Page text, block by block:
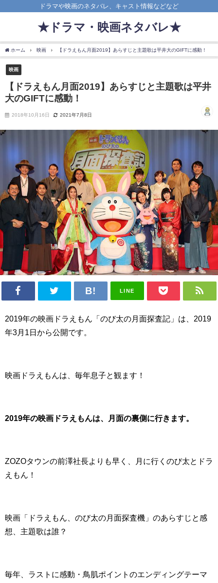
ドラマや映画のネタバレ、キャスト情報などなど
★ドラマ・映画ネタバレ★
ホーム 映画 【ドラえもん月面2019】あらすじと主題歌は平井大のGIFTに感動！
映画
【ドラえもん月面2019】あらすじと主題歌は平井
大のGIFTに感動！
2018年10月16日 2021年7月8日
LINE
2019年の映画ドラえもん「のび太の月面探査記」は、2019
年3月1日から公開です。
映画ドラえもんは、毎年息子と観ます！
2019年の映画ドラえもんは、月面の裏側に行きます。
ZOZOタウンの前澤社長よりも早く、月に行くのび太とドラ
えもん！
映画「ドラえもん、のび太の月面探査機」のあらすじと感
想、主題歌は誰？
毎年、ラストに感動・鳥肌ポイントのエンディングテーマ